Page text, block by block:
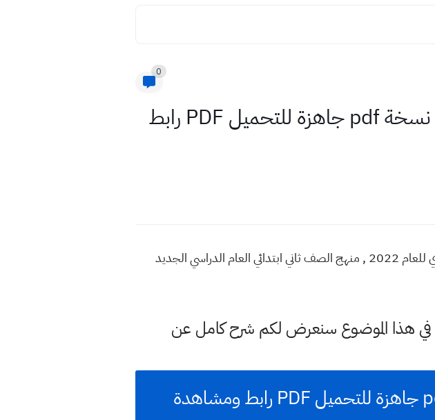
0
ملزمة اللغة الانكليزية صف الثاني الابتدائي 2022 نسخة pdf جاهزة للتحميل PDF رابط
تحميل ملزمة اللغة الانكليزية صف الثاني الابتدائي 2022 , مشاهدة الملزمة انكليزي للعام 2022 , منهج الصف ثاني ابتدائي العام الدراسي الجديد
في هذا الموضوع سنعرض لكم شرح كامل عن
ملزمة انكليزي صف ثاني ابتدائي 2022 نسخة pdf جاهزة للتحميل PDF رابط ومشاهدة